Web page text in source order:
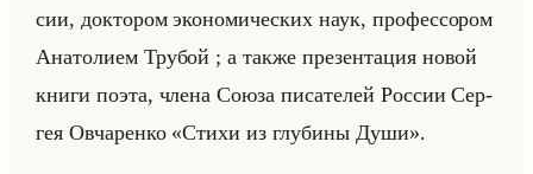
сии, док­то­ром эко­но­ми­че­ских наук, про­фес­со­ром
Ана­то­ли­ем Тру­бой ; а также пре­зен­та­ция новой
книги поэта, члена Союза пи­са­те­лей Рос­сии Сер­
гея Ов­ча­рен­ко «Стихи из глубины Души».